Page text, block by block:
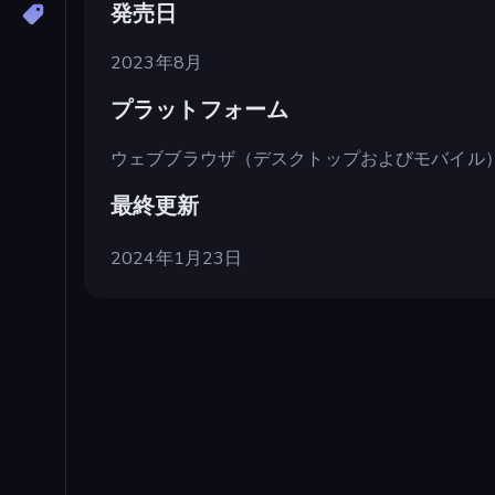
発売日
2023年8月
プラットフォーム
ウェブブラウザ（デスクトップおよびモバイル
最終更新
2024年1月23日